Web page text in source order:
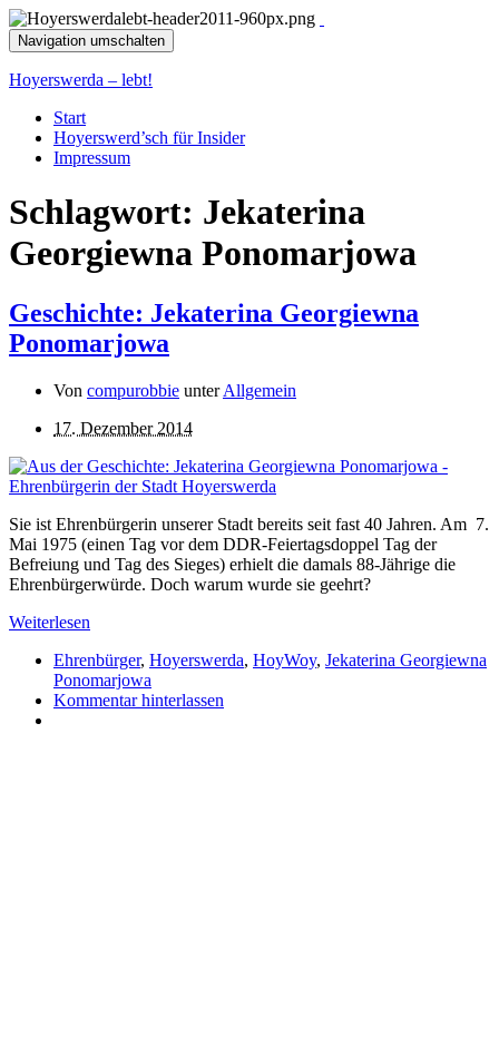
Navigation umschalten
Hoyerswerda – lebt!
Start
Hoyerswerd’sch für Insider
Impressum
Schlagwort: Jekaterina
Georgiewna Ponomarjowa
Geschichte: Jekaterina Georgiewna
Ponomarjowa
Von compurobbie unterAllgemein
17. Dezember 2014
Sie ist Ehrenbürgerin unserer Stadt bereits seit fast 40 Jahren. Am 7.
Mai 1975 (einen Tag vor dem DDR-Feiertagsdoppel Tag der
Befreiung und Tag des Sieges) erhielt die damals 88-Jährige die
Ehrenbürgerwürde. Doch warum wurde sie geehrt?
Weiterlesen
Ehrenbürger, Hoyerswerda, HoyWoy, Jekaterina Georgiewna
Ponomarjowa
Kommentar hinterlassen